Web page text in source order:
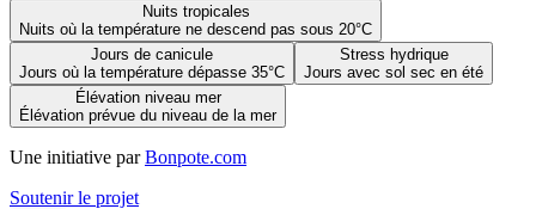
Nuits tropicales
Nuits où la température ne descend pas sous 20°C
Jours de canicule
Jours où la température dépasse 35°C
Stress hydrique
Jours avec sol sec en été
Élévation niveau mer
Élévation prévue du niveau de la mer
Une initiative par Bonpote.com
Soutenir le projet